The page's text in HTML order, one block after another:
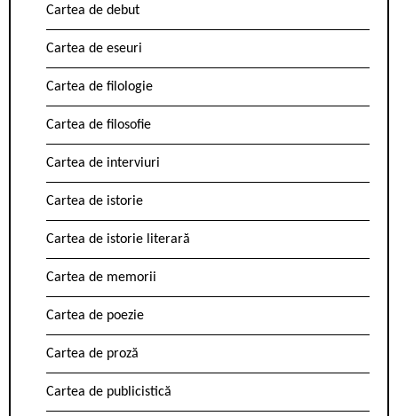
Cartea de debut
Cartea de eseuri
Cartea de filologie
Cartea de filosofie
Cartea de interviuri
Cartea de istorie
Cartea de istorie literară
Cartea de memorii
Cartea de poezie
Cartea de proză
Cartea de publicistică